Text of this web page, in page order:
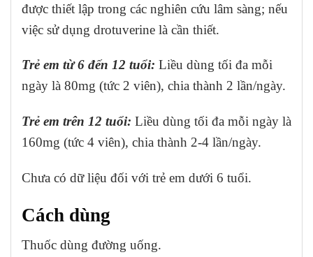
được thiết lập trong các nghiên cứu lâm sàng; nếu
việc sử dụng drotuverine là cần thiết.
Trẻ em từ 6 đến 12 tuổi: Liều dùng tối đa mỗi
ngày là 80mg (tức 2 viên), chia thành 2 lần/ngày.
Trẻ em trên 12 tuổi: Liều dùng tối đa mỗi ngày là
160mg (tức 4 viên), chia thành 2-4 lần/ngày.
Chưa có dữ liệu đối với trẻ em dưới 6 tuổi.
Cách dùng
Thuốc dùng đường uống.